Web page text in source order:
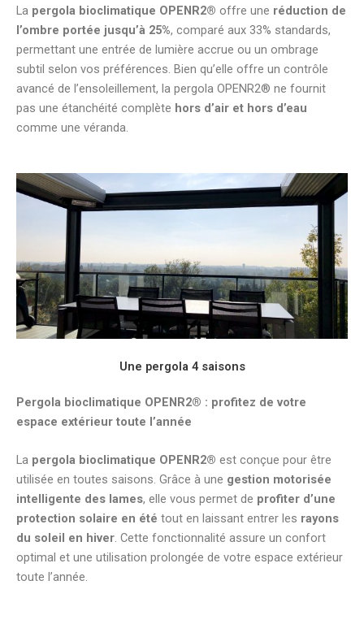
La pergola bioclimatique OPENR2® offre une réduction de
l’ombre portée jusqu’à 25%, comparé aux 33% standards,
permettant une entrée de lumière accrue ou un ombrage
subtil selon vos préférences. Bien qu’elle offre un contrôle
avancé de l’ensoleillement, la pergola OPENR2® ne fournit
pas une étanchéité complète hors d’air et hors d’eau
comme une véranda.
Une pergola 4 saisons
Pergola bioclimatique OPENR2® : profitez de votre
espace extérieur toute l’année
La pergola bioclimatique OPENR2® est conçue pour être
utilisée en toutes saisons. Grâce à une gestion motorisée
intelligente des lames, elle vous permet de profiter d’une
protection solaire en été tout en laissant entrer les rayons
du soleil en hiver. Cette fonctionnalité assure un confort
optimal et une utilisation prolongée de votre espace extérieur
toute l’année.